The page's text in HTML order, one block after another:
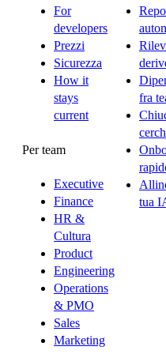
For
developers
Prezzi
Sicurezza
How it
stays
current
Per team
Executive
Finance
HR &
Cultura
Product
Engineering
Operations
& PMO
Sales
Marketing
fra
tua